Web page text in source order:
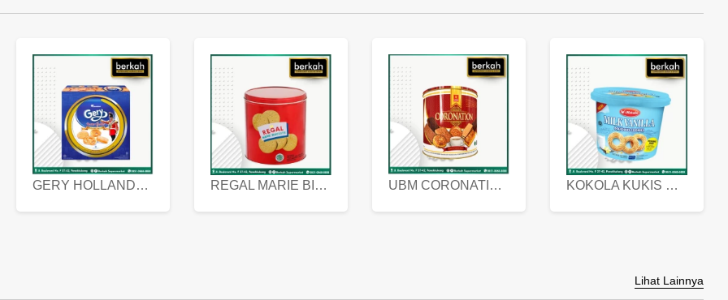
GERY HOLLANDA BUTTER COOKIES 450 GRAM REGAL MARIE BISCUIT KALENG 550 GRAM UBM CORONATION ASSORTED BISKUIT KALENG 450 GRAM KOKOLA KUKIS HYGIENIC MILK VANILLA PACK 320 GR
Lihat Lainnya